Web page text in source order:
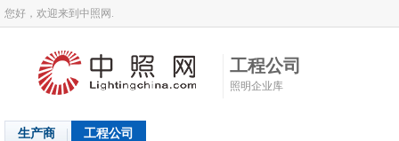
您好，欢迎来到中照网.
工程公司
照明企业库
生产商 工程公司